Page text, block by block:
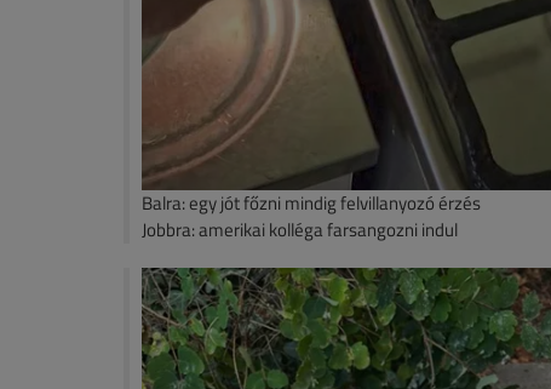
Balra: egy jót főzni mindig felvillanyozó érzés
Jobbra: amerikai kolléga farsangozni indul